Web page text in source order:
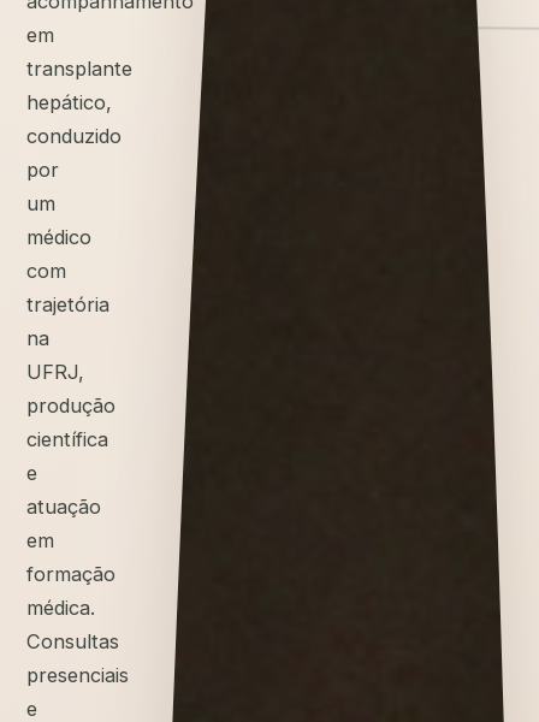
em
transplante
hepático,
conduzido
por
um
médico
com
trajetória
na
UFRJ,
produção
científica
e
atuação
em
formação
médica.
Consultas
presenciais
e